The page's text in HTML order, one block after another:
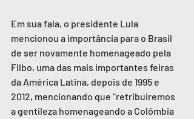
Em sua fala, o presidente Lula
mencionou a importância para o Brasil
de ser novamente homenageado pela
Filbo, uma das mais importantes feiras
da América Latina, depois de 1995 e
2012, mencionando que “retribuiremos
a gentileza homenageando a Colômbia